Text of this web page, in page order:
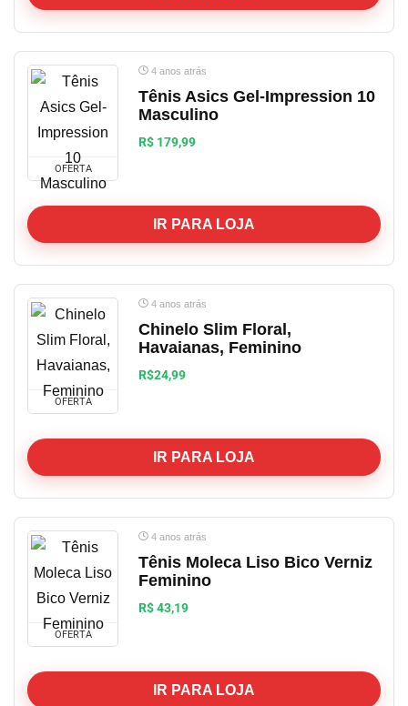
OFERTA
4 anos atrás
Tênis Asics Gel-Impression 10
Masculino
R$ 179,99
IR PARA LOJA
OFERTA
4 anos atrás
Chinelo Slim Floral,
Havaianas, Feminino
R$24,99
IR PARA LOJA
OFERTA
4 anos atrás
Tênis Moleca Liso Bico Verniz
Feminino
R$ 43,19
IR PARA LOJA